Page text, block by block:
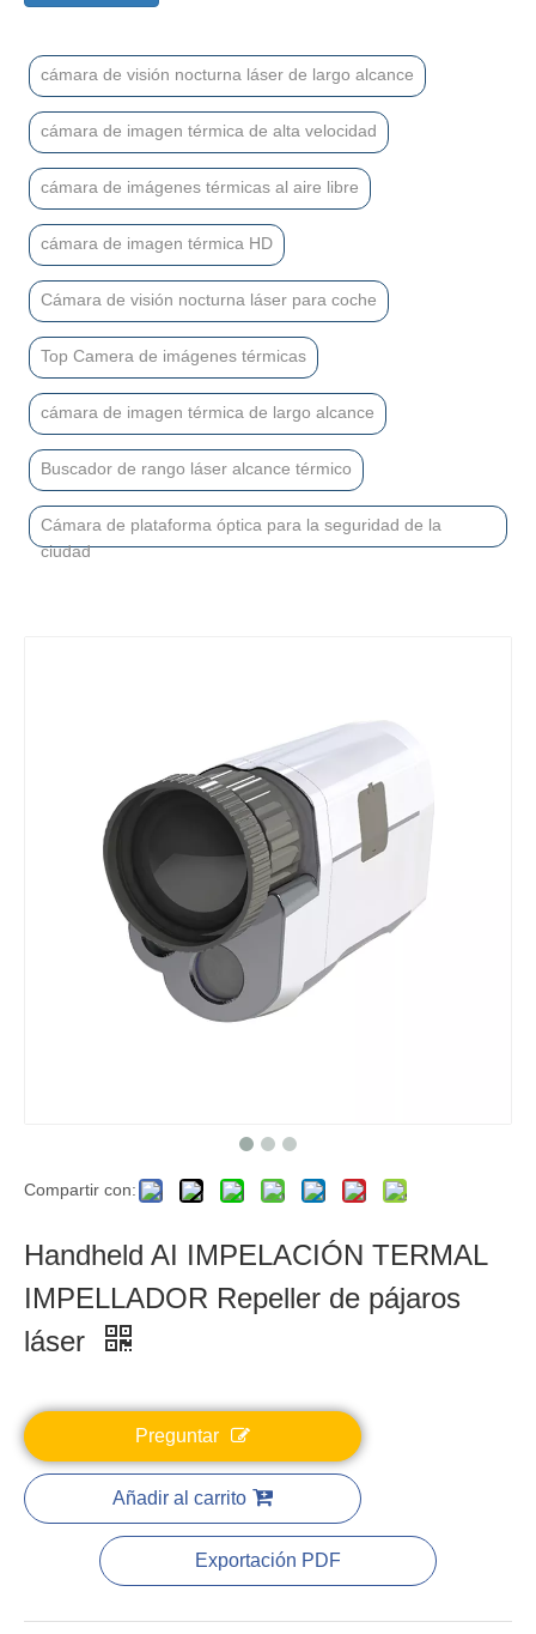
cámara de visión nocturna láser de largo alcance
cámara de imagen térmica de alta velocidad
cámara de imágenes térmicas al aire libre
cámara de imagen térmica HD
Cámara de visión nocturna láser para coche
Top Camera de imágenes térmicas
cámara de imagen térmica de largo alcance
Buscador de rango láser alcance térmico
Cámara de plataforma óptica para la seguridad de la
ciudad
Compartir con:
Handheld AI IMPELACIÓN TERMAL
IMPELLADOR Repeller de pájaros
láser
Preguntar
Añadir al carrito
Exportación PDF